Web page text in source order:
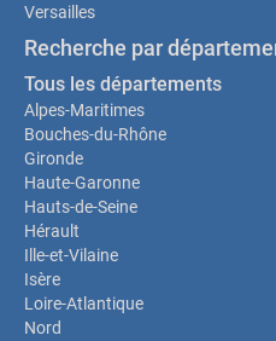
Versailles
Recherche par
Tous les départements
Alpes-Maritimes
Bouches-du-Rhône
Gironde
Haute-Garonne
Hauts-de-Seine
Hérault
Ille-et-Vilaine
Isère
Loire-Atlantique
Nord